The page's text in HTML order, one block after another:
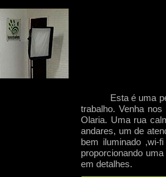
Esta é uma
trabalho. Venha
Olaria. Uma rua
andares, um de
bem iluminado ,wi-fi
proporcionando
em detalhes.